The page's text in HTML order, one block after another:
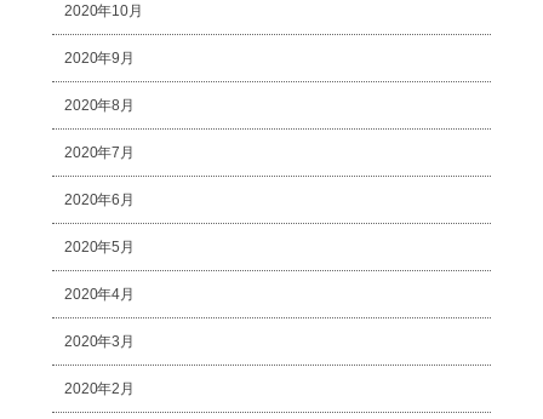
2020年10月
2020年9月
2020年8月
2020年7月
2020年6月
2020年5月
2020年4月
2020年3月
2020年2月